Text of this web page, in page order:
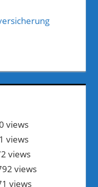
views
views
views
views
views